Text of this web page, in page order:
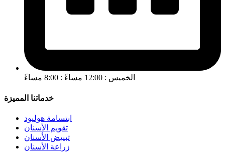
الخميس : 12:00 مساءً : 8:00 مساءً
خدماتنا المميزة
ابتسامة هوليود
تقويم الأسنان
تبييض الأسنان
زراعة الأسنان